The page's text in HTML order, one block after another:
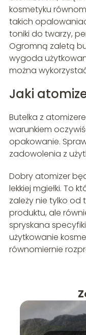
kosmetyku
takich
toniki do twarzy,
Ogromną zaletą
wygoda
można
Jaki
Butelka z
warunkiem
opakowanie.
zadowolenia z
Dobry atomizer
lekkiej mgiełki. To
zależy nie tylko
produktu, ale
spryskana
użytkowanie
równomiernie